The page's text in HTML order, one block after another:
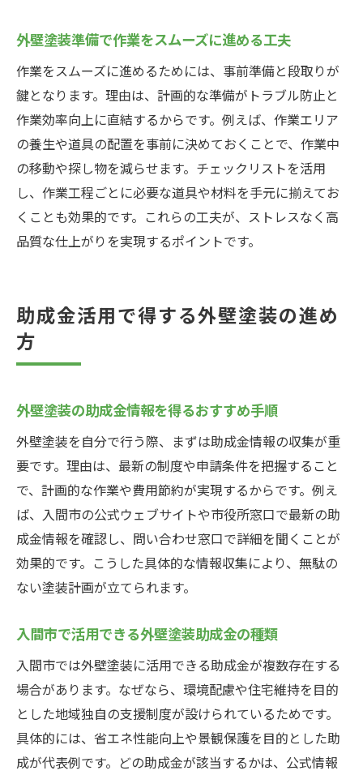
外壁塗装準備で作業をスムーズに進める工夫
作業をスムーズに進めるためには、事前準備と段取りが
鍵となります。理由は、計画的な準備がトラブル防止と
作業効率向上に直結するからです。例えば、作業エリア
の養生や道具の配置を事前に決めておくことで、作業中
の移動や探し物を減らせます。チェックリストを活用
し、作業工程ごとに必要な道具や材料を手元に揃えてお
くことも効果的です。これらの工夫が、ストレスなく高
品質な仕上がりを実現するポイントです。
助成金活用で得する外壁塗装の進め
方
外壁塗装の助成金情報を得るおすすめ手順
外壁塗装を自分で行う際、まずは助成金情報の収集が重
要です。理由は、最新の制度や申請条件を把握すること
で、計画的な作業や費用節約が実現するからです。例え
ば、入間市の公式ウェブサイトや市役所窓口で最新の助
成金情報を確認し、問い合わせ窓口で詳細を聞くことが
効果的です。こうした具体的な情報収集により、無駄の
ない塗装計画が立てられます。
入間市で活用できる外壁塗装助成金の種類
入間市では外壁塗装に活用できる助成金が複数存在する
場合があります。なぜなら、環境配慮や住宅維持を目的
とした地域独自の支援制度が設けられているためです。
具体的には、省エネ性能向上や景観保護を目的とした助
成が代表例です。どの助成金が該当するかは、公式情報